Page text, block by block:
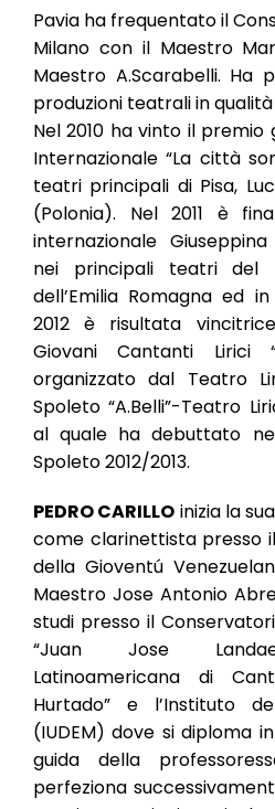
Pavia ha frequentato il
Milano con il Maestro
Maestro A.Scarabelli. Ha
produzioni teatrali in
Nel 2010 ha vinto il premio
Internazionale “La città
teatri principali di Pisa,
(Polonia). Nel 2011 è
internazionale
nei principali teatri del
dell’Emilia Romagna ed
2012 è risultata
Giovani Cantanti Lirici
organizzato dal Teatro
Spoleto “A.Belli”-Teatro
al quale ha debuttato
Spoleto 2012/2013.
PEDRO CARILLO inizia la
come clarinettista presso
della Gioventú
Maestro Jose Antonio
studi presso il
“Juan Jose
Latinoamericana di
Hurtado” e l’Instituto
(IUDEM) dove si diploma
guida della
perfeziona